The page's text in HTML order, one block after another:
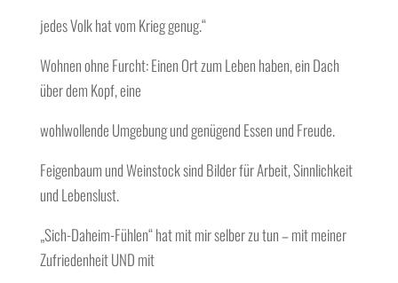
jedes Volk hat vom Krieg genug.“
Wohnen ohne Furcht: Einen Ort zum Leben haben, ein Dach
über dem Kopf, eine
wohlwollende Umgebung und genügend Essen und Freude.
Feigenbaum und Weinstock sind Bilder für Arbeit, Sinnlichkeit
und Lebenslust.
„Sich-Daheim-Fühlen“ hat mit mir selber zu tun – mit meiner
Zufriedenheit UND mit